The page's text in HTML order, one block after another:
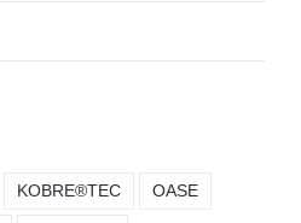
KOBRE®TEC OASE